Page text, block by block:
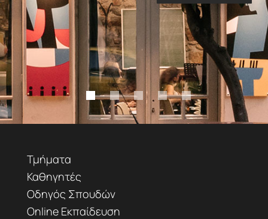
Τμήματα
Καθηγητές
Οδηγός Σπουδών
Online Εκπαίδευση